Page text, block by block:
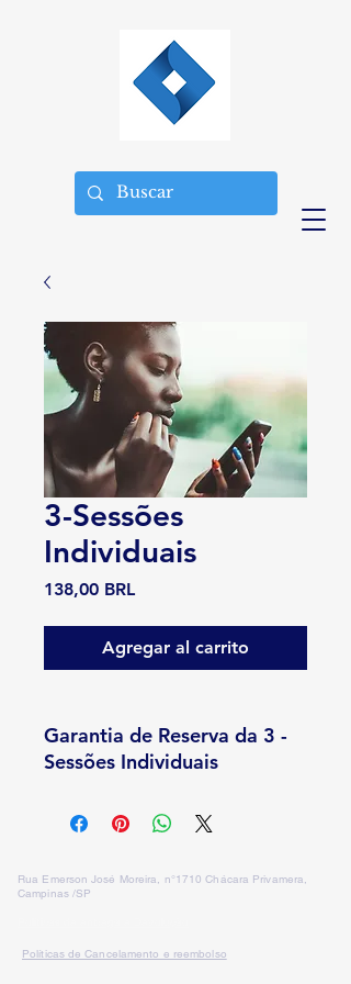
3-Sessões
Individuais
138,00 BRLPrecio
Agregar al carrito
Garantia de Reserva da 3 -
Sessões Individuais
Rua Emerson José Moreira, n°1710 Chácara Privamera,
Campinas /SP
Políticas de Cancelamento e reembolso